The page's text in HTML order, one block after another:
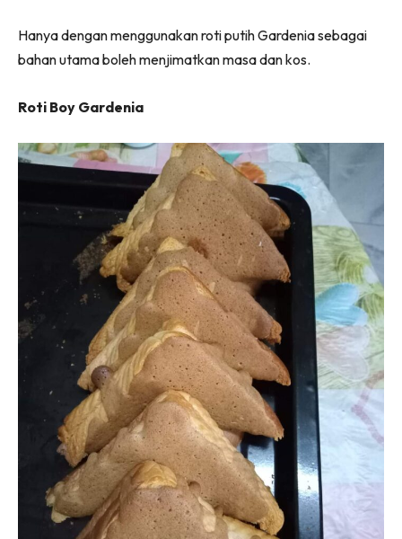
Hanya dengan menggunakan roti putih Gardenia sebagai
bahan utama boleh menjimatkan masa dan kos.
Roti Boy Gardenia